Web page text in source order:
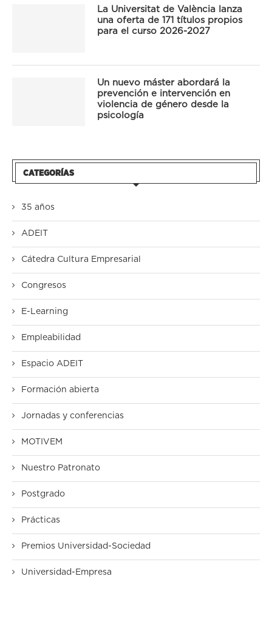
La Universitat de València lanza
una oferta de 171 títulos propios
para el curso 2026-2027
Un nuevo máster abordará la
prevención e intervención en
violencia de género desde la
psicología
CATEGORÍAS
35 años
ADEIT
Cátedra Cultura Empresarial
Congresos
E-Learning
Empleabilidad
Espacio ADEIT
Formación abierta
Jornadas y conferencias
MOTIVEM
Nuestro Patronato
Postgrado
Prácticas
Premios Universidad-Sociedad
Universidad-Empresa